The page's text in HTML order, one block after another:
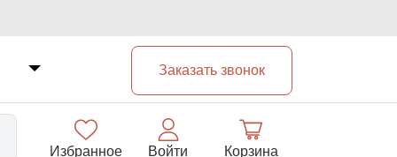
Заказать звонок
Избранное Войти Корзина